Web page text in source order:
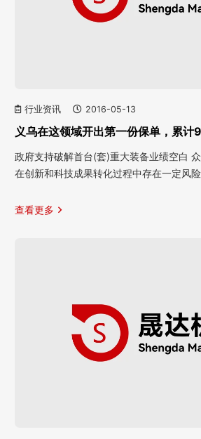
行业资讯 2016-05-13
义乌在这领域开出第一份保单，累计
政府支持破解首台(套)重大装备业绩空白
在创新和科技成果转化过程中存在一定风
查看更多